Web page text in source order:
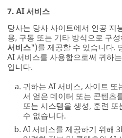
7. AI 서비스
당사는 당사 사이트에서 인공
용, 구동 또는 기타 방식으로 구
서비스")를 제공할 수 있습니다.
AI 서비스를 사용함으로써 귀하
입니다.
귀하는 AI 서비스, 사이트 또
서 얻은 데이터 또는 콘텐츠
또는 시스템을 생성, 훈련
수 없습니다.
AI 서비스를 제공하기 위해